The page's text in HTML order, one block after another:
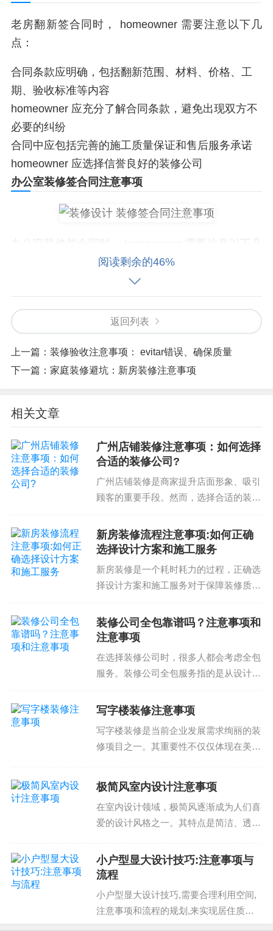
老房翻新签合同时， homeowner 需要注意以下几
点：
合同条款应明确，包括翻新范围、材料、价格、工
期、验收标准等内容
homeowner 应充分了解合同条款，避免出现双方不
必要的纠纷
合同中应包括完善的施工质量保证和售后服务承诺
homeowner 应选择信誉良好的装修公司
办公室装修签合同注意事项
期、验收标准等内容
homeowner 应充分了解合同条款，避免出现双方不
必要的纠纷
合同中应包括完善的施工质量保证和售后服务承诺
合同条款应明确，包括装修范围、材料、价格、工
期、验收标准等内容
homeowner 应充分了解合同条款，避免出现双方不
合同中应包括完善的施工质量保证和售后服务承诺
homeowner 应选择信誉良好的装修公司
装修签合同注意事项， homeowner 需要认真阅读合
同条款，充分了解合同内容，避免出现不必要的纠
中应包括完善的施工质量保证和售后服务承诺。 ho
meowner 可以通过专业的装修公司获取相关信息，
选择最合适的装修方案。
同条款，避免出现双方不必要的纠纷。 homeowner
应选择信誉良好的装修公司，合同中应包括完善的
施工质量保证和售后服务承诺。 homeowner 可以通
修方案。如有任何疑问，请咨询专业的装修公司，
获得相关建议和支持。
阅读剩余的46%
返回列表
上一篇： 装修验收注意事项： evitar错误、确保质量
下一篇： 家庭装修避坑：新房装修注意事项
相关文章
广州店铺装修注意事项：如何选择
合适的装修公司?
广州店铺装修是商家提升店面形象、吸引
顾客的重要手段。然而，选择合适的装修
店铺装修注意事项和选择装修公司的准
则。广州店铺装修注意事项广州店铺装修
新房装修流程注意事项:如何正确
选择设计方案和施工服务
新房装修是一个耗时耗力的过程，正确选
择设计方案和施工服务对于保障装修质量
房装修流程注意事项是非常必要的。新房
装修流程注意事项新房装修流程通常包括
装修公司全包靠谱吗？注意事项和
注意事项
在选择装修公司时，很多人都会考虑全包
服务。装修公司全包服务指的是从设计到
那么，装修公司全包靠谱吗？本文将为您
注意事项，帮助您在选...
写字楼装修注意事项
写字楼装修是当前企业发展需求绚丽的装
修项目之一。其重要性不仅仅体现在美观
楼装修也有很多注意事项，以免出现质量
问题 atau 资金...
极简风室内设计注意事项
在室内设计领域，极简风逐渐成为人们喜
爱的设计风格之一。其特点是简洁、透
尽量减少装饰和装饰元素。然而，在选择
极简风室内设计时，需要注意一些问题。
小户型显大设计技巧:注意事项与
流程
小户型显大设计技巧,需要合理利用空间,
注意事项和流程的规划,来实现居住质量